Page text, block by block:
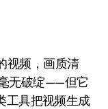
无破绽——但它
工具把视频生成